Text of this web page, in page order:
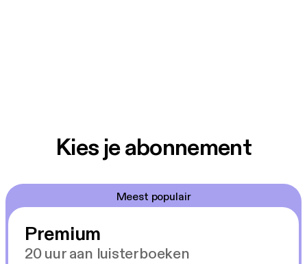
Kies je abonnement
Meest populair
Premium
20 uur aan luisterboeken